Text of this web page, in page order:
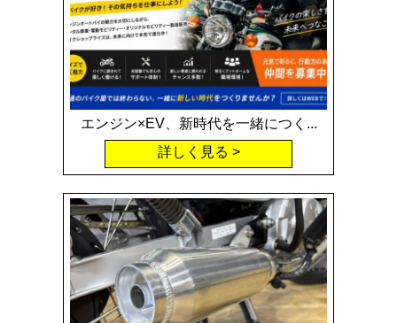
エンジン×EV、新時代を一緒につく...
詳しく見る